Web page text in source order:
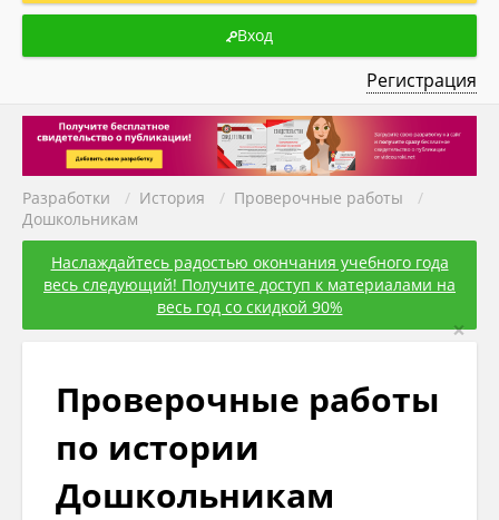
Вход
Регистрация
Разработки / История / Проверочные работы
/
Дошкольникам
Наслаждайтесь радостью окончания учебного года
весь следующий! Получите доступ к материалами на
весь год со скидкой 90%
×
Проверочные работы
по истории
Дошкольникам